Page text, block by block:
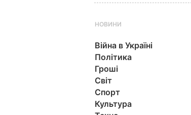
НОВИНИ
Війна в Україні
Політика
Гроші
Світ
Спорт
Культура